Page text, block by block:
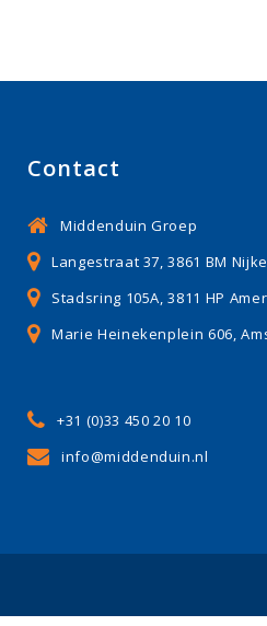
Contact
Middenduin Groep
Langestraat 37, 3861 BM
Stadsring 105A, 3811 HP
Marie Heinekenplein 606,
+31 (0)33 450 20 10
info@middenduin.nl